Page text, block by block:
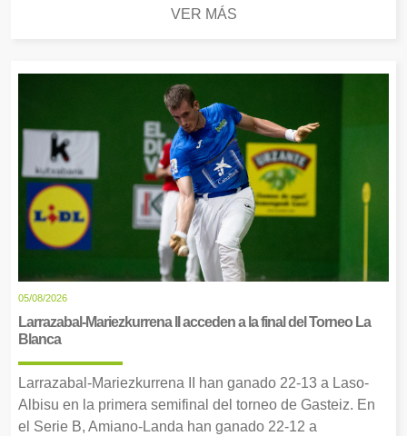
VER MÁS
05/08/2026
Larrazabal-Mariezkurrena II acceden a la final del Torneo La
Blanca
Larrazabal-Mariezkurrena II han ganado 22-13 a Laso-
Albisu en la primera semifinal del torneo de Gasteiz. En
el Serie B, Amiano-Landa han ganado 22-12 a